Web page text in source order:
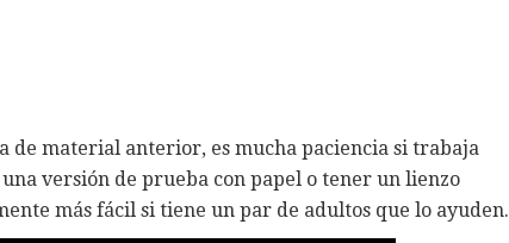
de material anterior, es mucha paciencia si trabaja
versión de prueba con papel o tener un lienzo
más fácil si tiene un par de adultos que lo ayuden.